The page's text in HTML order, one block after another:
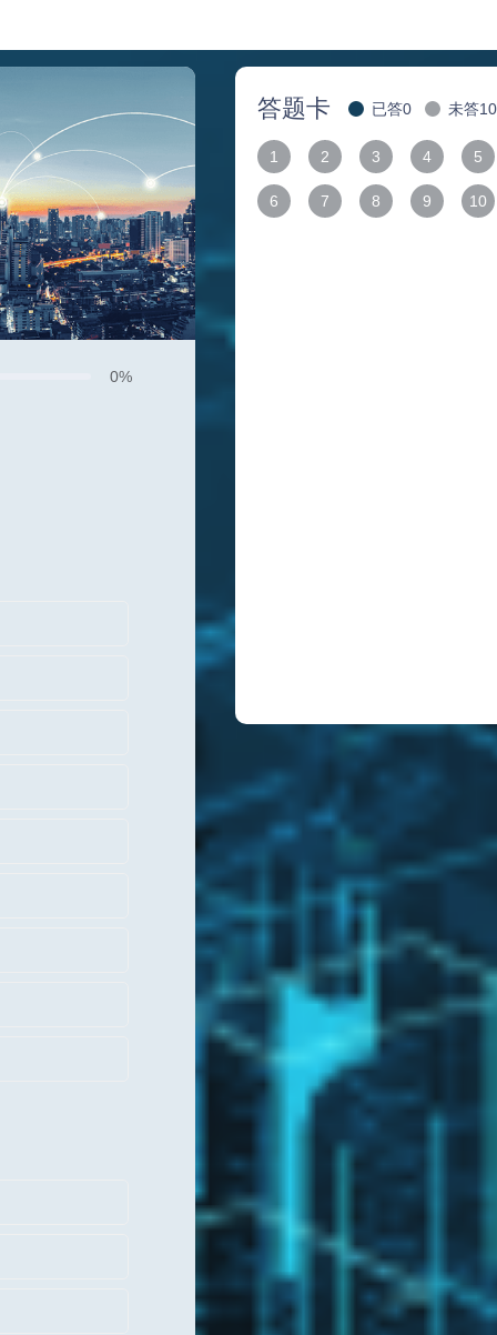
0%
答题卡 已答0 未答10
1 2 3 4 5
6 7 8 9 10